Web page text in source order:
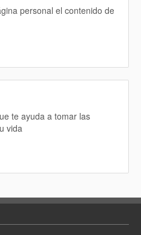
personal el contenido de
te ayuda a tomar las
vida